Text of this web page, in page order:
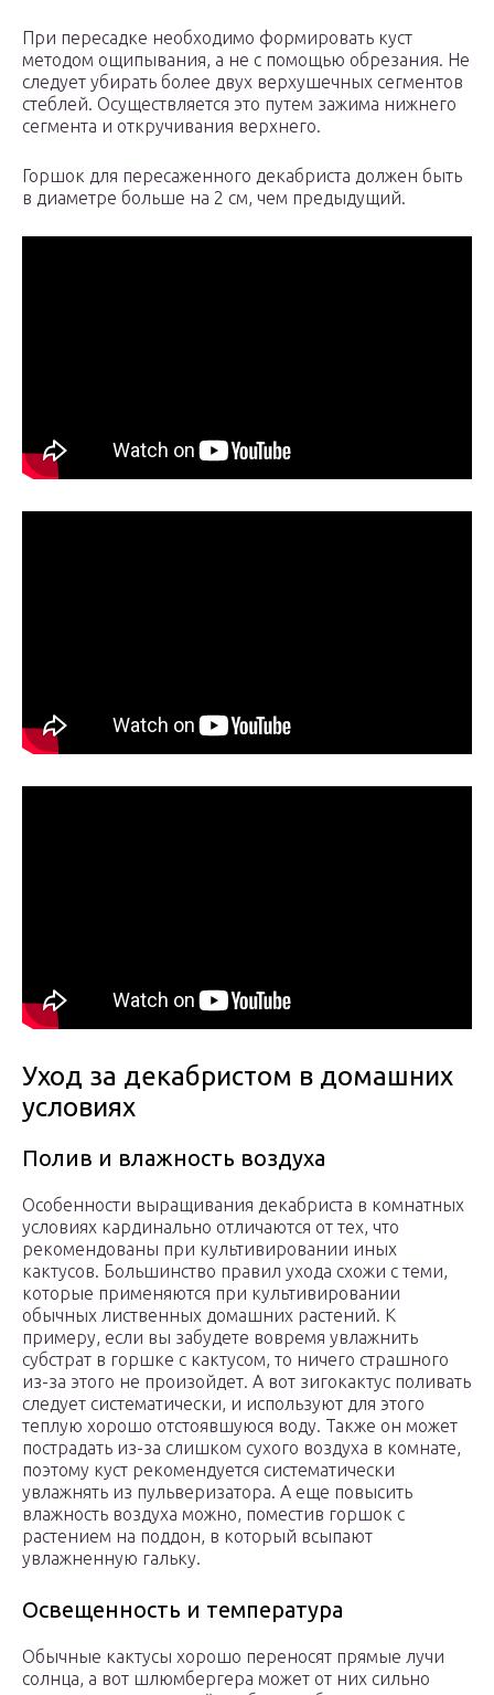
При пересадке необходимо формировать куст
методом ощипывания, а не с помощью обрезания. Не
следует убирать более двух верхушечных сегментов
стеблей. Осуществляется это путем зажима нижнего
сегмента и откручивания верхнего.
Горшок для пересаженного декабриста должен быть
в диаметре больше на 2 см, чем предыдущий.
Уход за декабристом в домашних
условиях
Полив и влажность воздуха
Особенности выращивания декабриста в комнатных
условиях кардинально отличаются от тех, что
рекомендованы при культивировании иных
кактусов. Большинство правил ухода схожи с теми,
которые применяются при культивировании
обычных лиственных домашних растений. К
примеру, если вы забудете вовремя увлажнить
субстрат в горшке с кактусом, то ничего страшного
из-за этого не произойдет. А вот зигокактус поливать
следует систематически, и используют для этого
теплую хорошо отстоявшуюся воду. Также он может
пострадать из-за слишком сухого воздуха в комнате,
поэтому куст рекомендуется систематически
увлажнять из пульверизатора. А еще повысить
влажность воздуха можно, поместив горшок с
растением на поддон, в который всыпают
увлажненную гальку.
Освещенность и температура
Обычные кактусы хорошо переносят прямые лучи
солнца, а вот шлюмбергера может от них сильно